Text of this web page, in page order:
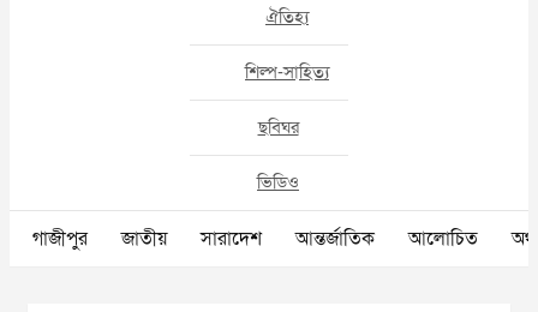
ঐতিহ্য
শিল্প-সাহিত্য
ছবিঘর
ভিডিও
গাজীপুর জাতীয় সারাদেশ আন্তর্জাতিক আলোচিত